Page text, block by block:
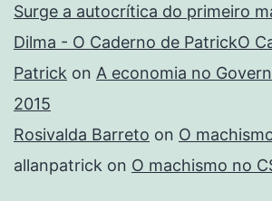
Surge a autocrítica do primeiro
Dilma - O Caderno de PatrickO
Patrick on A economia no
2015
Rosivalda Barreto on O
allanpatrick on O machismo no